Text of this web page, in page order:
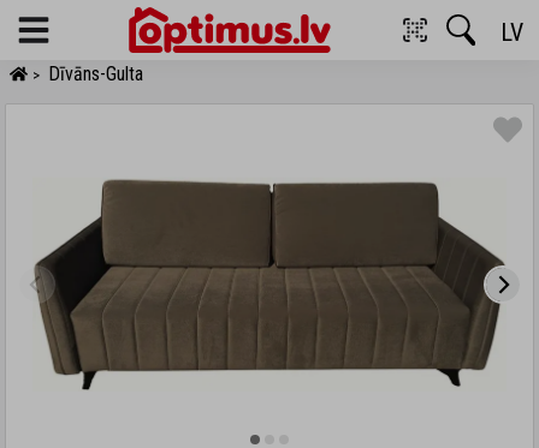
Menu LV
> Dīvāns-Gulta